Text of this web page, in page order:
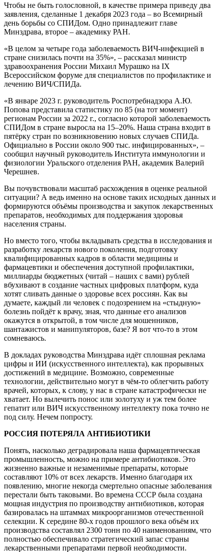
Чтобы не быть голословной, в качестве примера приведу два
заявления, сделанные 1 декабря 2023 года – во Всемирный
день борьбы со СПИДом. Одно принадлежит главе
Минздрава, второе – академику РАН.
«В целом за четыре года заболеваемость ВИЧ-инфекцией в
стране снизилась почти на 35%», – рассказал министр
здравоохранения России Михаил Мурашко на IX
Всероссийском форуме для специалистов по профилактике и
лечению ВИЧ/СПИДа.
«В январе 2023 г. руководитель Роспотребнадзора А.Ю.
Попова представила статистику по 85 (на тот момент)
регионам России за 2022 г., согласно которой заболеваемость
СПИДом в стране выросла на 15–20%. Наша страна входит в
пятёрку стран по возникновению новых случаев СПИДа.
Официально в России около 900 тыс. инфицированных», –
сообщил научный руководитель Института иммунологии и
физиологии Уральского отделения РАН, академик Валерий
Черешнев.
Вы почувствовали масштаб расхождения в оценке реальной
ситуации? А ведь именно на основе таких исходных данных и
формируются объёмы производства и закупок лекарственных
препаратов, необходимых для поддержания здоровья
населения страны.
Но вместо того, чтобы вкладывать средства в исследования и
разработку лекарств нового поколения, подготовку
квалифицированных кадров в области медицины и
фармацевтики и обеспечения доступной профилактики,
миллиарды бюджетных (читай – наших с вами) рублей
вбухивают в создание частных цифровых платформ, куда
хотят сливать данные о здоровье всех россиян. Как вы
думаете, каждый ли человек с подозрением на «стыдную»
болезнь пойдёт к врачу, зная, что данные его анализов
окажутся в открытой, в том числе для мошенников,
шантажистов и манипуляторов, базе? Я вот что-то в этом
сомневаюсь.
В докладах руководства Минздрава идёт сплошная реклама
цифры и ИИ (искусственного интеллекта), как прорывных
достижений в медицине. Возможно, современные
технологии, действительно могут в чём-то облегчить работу
врачей, которых, к слову, у нас в стране катастрофически не
хватает. Но вылечить понос или золотуху и уж тем более
гепатит или ВИЧ искусственному интеллекту пока точно не
под силу. Нечем попросту.
РОССИЯ ПОТЕРЯЛА АНТИБИОТИКИ
Понять, насколько деградировала наша фармацевтическая
промышленность, можно на примере антибиотиков. Это
жизненно важные и незаменимые препараты, которые
составляют 10% от всех лекарств. Именно благодаря их
появлению, многие некогда смертельно опасные заболевания
перестали быть таковыми. Во времена СССР была создана
мощная индустрия по производству антибиотиков, которая
базировалась на штаммах микроорганизмов отечественной
селекции. К середине 80-х годов прошлого века объём их
производства составлял 2300 тонн по 40 наименованиям, что
полностью обеспечивало стратегический запас страны
лекарственными препаратами первой необходимости.